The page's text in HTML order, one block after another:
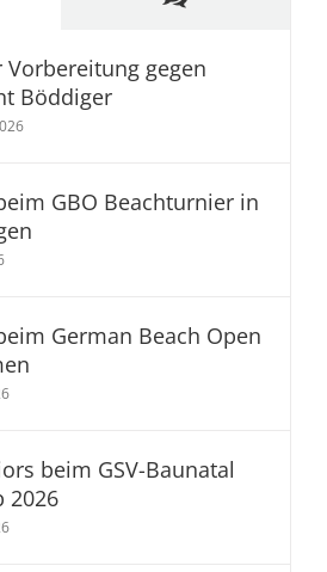
Vorbereitung gegen
Böddiger
GBO Beachturnier in
German Beach Open
beim GSV-Baunatal
2026